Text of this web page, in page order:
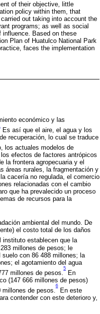
of their objective, little
policy within them, that
out taking into account the
programs; as well as social
influence. Based on these
Plan of Huatulco National Park
faces the implementation
económico y las
Es así que el aire, el agua y los
recuperación, lo cual se traduce
los actuales modelos de
efectos de factores antrópicos
la frontera agropecuaria y el
áreas rurales, la fragmentación y
cacería no regulada, el comercio
relacionadas con el cambio
que ha prevalecido un proceso
de recursos para la
ambiental del mundo. De
el costo total de los daños
instituto establecen que la
millones de pesos; le
con 86 488 millones; la
el agotamiento del agua
millones de pesos.
5
En
(147 666 millones de pesos)
de pesos.
6
En este
contender con este deterioro y,